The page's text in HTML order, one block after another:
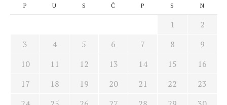
P U S Č P S N
1
2
3
4 5 6 7 8
9
10
11 12 13 14 15
16
17
18 19 20 21 22
23